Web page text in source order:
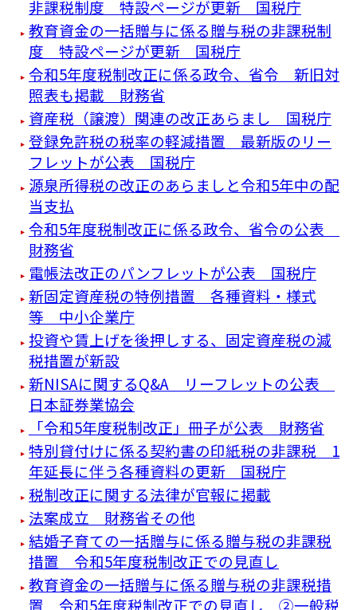
非課税制度 特設ページが更新 国税庁
教育資金の一括贈与に係る贈与税の非課税制
度 特設ページが更新 国税庁
令和5年度税制改正に係る政令、省令 新旧対
照表も掲載 財務省
資産税（譲渡）関連の改正あらまし 国税庁
登録免許税の税率の軽減措置 最新版のリー
フレットが公表 国税庁
源泉所得税の改正のあらましと令和5年中の配
当支払
令和5年度税制改正に係る政令、省令の公表
財務省
電帳法改正のパンフレットが公表 国税庁
新固定資産税の特例措置 各種資料・様式
等 中小企業庁
投資や賃上げを後押しする、固定資産税の減
税措置が新設
新NISAに関するQ&A リーフレットの公表
日本証券業協会
「令和5年度税制改正」冊子が公表 財務省
特別貸付けに係る契約書の印紙税の非課税 1
年延長に伴う各種資料の更新 国税庁
税制改正に関する法律が官報に掲載
法案成立 財務省その他
結婚子育ての一括贈与に係る贈与税の非課税
措置 令和5年度税制改正での見直し
教育資金の一括贈与に係る贈与税の非課税措
置 令和5年度税制改正での見直し ②一般税